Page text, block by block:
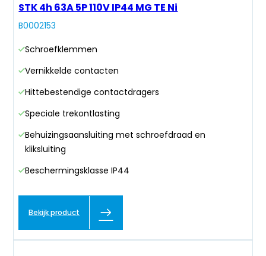
STK 4h 63A 5P 110V IP44 MG TE Ni
B0002153
Schroefklemmen
Vernikkelde contacten
Hittebestendige contactdragers
Speciale trekontlasting
Behuizingsaansluiting met schroefdraad en
kliksluiting
Beschermingsklasse IP44
Bekijk product